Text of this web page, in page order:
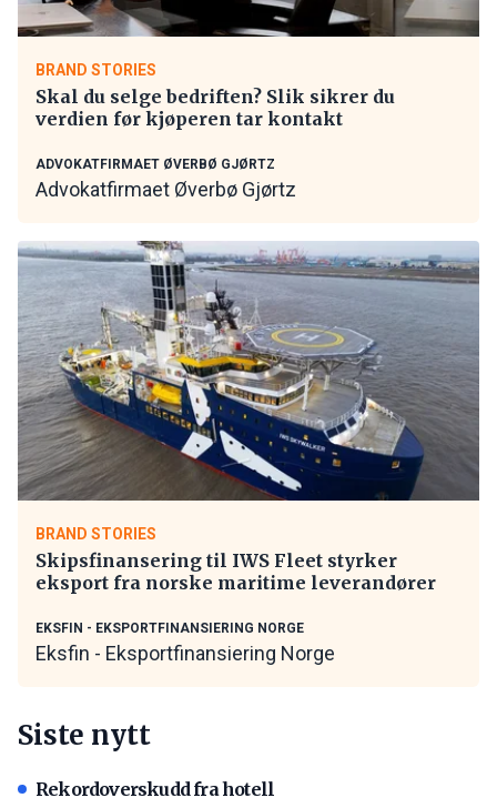
BRAND STORIES
Skal du selge bedriften? Slik sikrer du
verdien før kjøperen tar kontakt
ADVOKATFIRMAET ØVERBØ GJØRTZ
Advokatfirmaet Øverbø Gjørtz
BRAND STORIES
Skipsfinansering til IWS Fleet styrker
eksport fra norske maritime leverandører
EKSFIN - EKSPORTFINANSIERING NORGE
Eksfin - Eksportfinansiering Norge
Siste nytt
Rekordoverskudd fra hotell